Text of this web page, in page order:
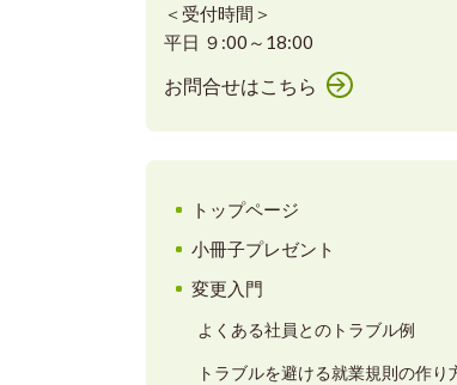
＜受付時間＞
平日 ９:00～18:00
お問合せはこちら
トップページ
小冊子プレゼント
変更入門
よくある社員とのトラブル例
トラブルを避ける就業規則の作り